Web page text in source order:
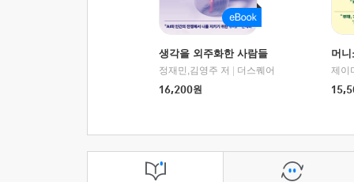
생각을 외주화한 사람들
정재민,김영주 저
더스퀘어
16,200원
머